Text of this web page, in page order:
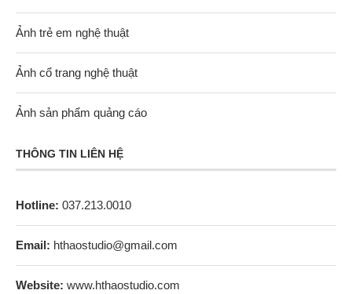
Ảnh trẻ em nghệ thuật
Ảnh cổ trang nghệ thuật
Ảnh sản phẩm quảng cáo
THÔNG TIN LIÊN HỆ
Hotline: 037.213.0010
Email: hthaostudio@gmail.com
Website: www.hthaostudio.com